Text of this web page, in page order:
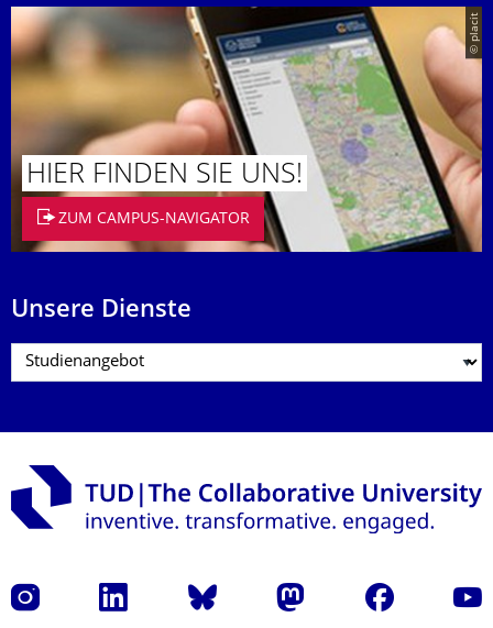
© placit
HIER FINDEN SIE UNS!
ZUM CAMPUS-NAVIGATOR
Unsere Dienste
Instagram LinkedIn Bluesky Mastodon Facebook